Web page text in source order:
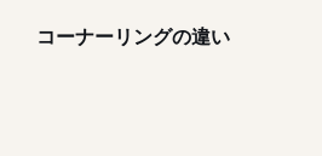
コーナーリングの違い